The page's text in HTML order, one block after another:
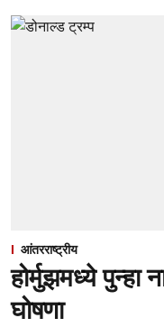
आंतरराष्ट्रीय
होर्मुझमध्ये पुन्हा
घोषणा